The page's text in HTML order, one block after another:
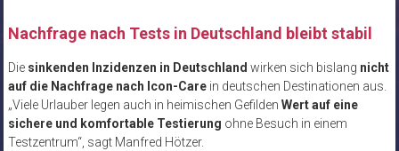
Nachfrage nach Tests in Deutschland bleibt stabil
Die sinkenden Inzidenzen in Deutschland wirken sich bislang nicht
auf die Nachfrage nach Icon-Carein deutschen Destinationen aus.
„Viele Urlauber legen auch in heimischen Gefilden Wert auf eine
sichere und komfortable Testierung ohne Besuch in einem
Testzentrum“, sagt Manfred Hötzer.